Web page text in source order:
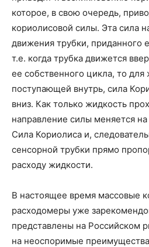
которое, в свою очередь,
кориолисовой силы. Эта сила
движения трубки, приданного
т.е. когда трубка движется
ее собственного цикла, то для
поступающей внутрь, сила
вниз. Как только жидкость
направление силы меняется
Сила Кориолиса и,
сенсорной трубки прямо
расходу жидкости.
В настоящее время массовые
расходомеры уже
представлены на Российском
на неоспоримые